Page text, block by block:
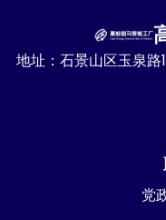
地址：石景山区玉泉
党